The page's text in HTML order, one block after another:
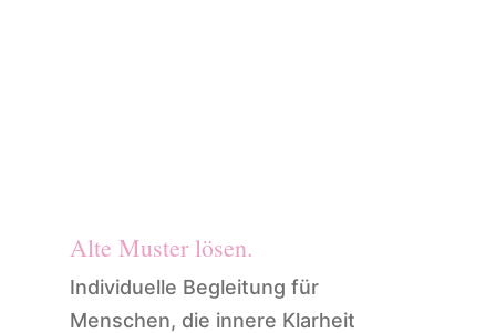
Alte Muster lösen.
Individuelle Begleitung für
Menschen, die innere Klarheit